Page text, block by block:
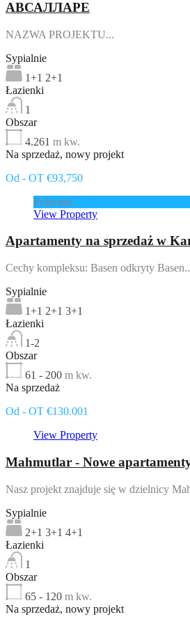
АВСАЛЛАРЕ
NAZWA PROJEKTU...
Sypialnie
1+1 2+1
Łazienki
1
Obszar
4.261 m kw.
Na sprzedaż, nowy projekt
Od - OT €93,750
Polecane
View Property
Apartamenty na sprzedaż w
Cechy kompleksu: Basen odkryty
Sypialnie
1+1 2+1 3+1
Łazienki
1-2
Obszar
61 - 200 m kw.
Na sprzedaż
Od - OT €130.001
View Property
Mahmutlar - Nowe
Nasz projekt znajduje się w dzielnicy
Sypialnie
2+1 3+1 4+1
Łazienki
1
Obszar
65 - 120 m kw.
Na sprzedaż, nowy projekt